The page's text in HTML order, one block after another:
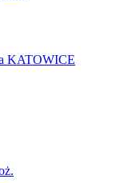
KATOWICE